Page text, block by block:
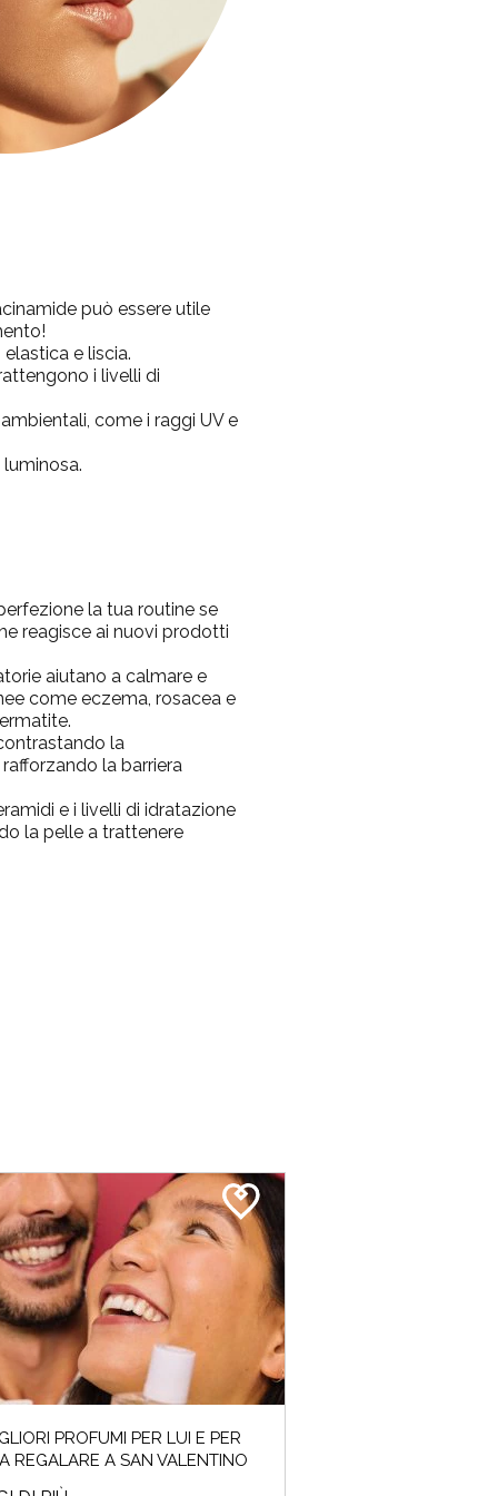
può essere utile
e liscia.
i livelli di
come i raggi UV e
la tua routine se
reagisce ai nuovi prodotti
aiutano a calmare e
come eczema, rosacea e
la
la barriera
e i livelli di idratazione
la pelle a trattenere
PROFUMI PER LUI E PER
REGALARE A SAN VALENTINO